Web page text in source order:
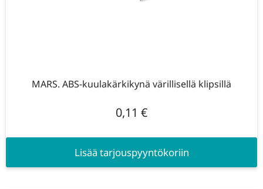
MARS. ABS-kuulakärkikynä värillisellä klipsillä
0,11 €
Lisää tarjouspyyntökoriin